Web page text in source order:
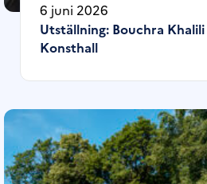
6 juni 2026
Utställning: Bouchra
Konsthall